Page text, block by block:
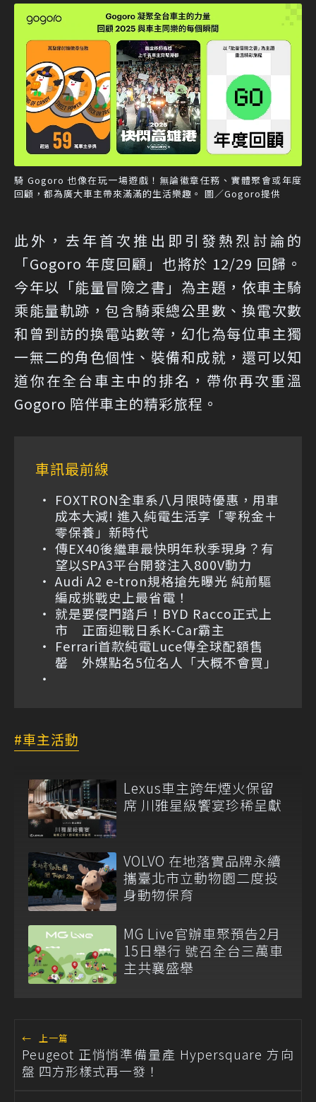
騎 Gogoro 也像在玩一場遊戲！無論徽章任務、實體聚會或年度
回顧，都為廣大車主帶來滿滿的生活樂趣。 圖／Gogoro提供
此外，去年首次推出即引發熱烈討論的
「Gogoro 年度回顧」也將於 12/29 回歸。
今年以「能量冒險之書」為主題，依車主騎
乘能量軌跡，包含騎乘總公里數、換電次數
和曾到訪的換電站數等，幻化為每位車主獨
一無二的角色個性、裝備和成就，還可以知
道你在全台車主中的排名，帶你再次重溫
Gogoro 陪伴車主的精彩旅程。
車訊最前線
FOXTRON全車系八月限時優惠，用車
成本大減! 進入純電生活享「零稅金＋
零保養」新時代
傳EX40後繼車最快明年秋季現身？有
望以SPA3平台開發注入800V動力
Audi A2 e-tron規格搶先曝光 純前驅
編成挑戰史上最省電！
就是要侵門踏戶！BYD Racco正式上
市 正面迎戰日系K-Car霸主
Ferrari首款純電Luce傳全球配額售
罄 外媒點名5位名人「大概不會買」
車主活動
Lexus車主跨年煙火保留
席 川雅星級饗宴珍稀呈獻
VOLVO 在地落實品牌永續
攜臺北市立動物園二度投
身動物保育
MG Live官辦車聚預告2月
15日舉行 號召全台三萬車
主共襄盛舉
← 上一篇
Peugeot 正悄悄準備量產 Hypersquare 方向
盤 四方形樣式再一發！